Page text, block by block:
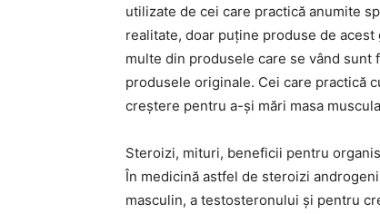
utilizate de cei care practică anumite
realitate, doar puține produse de
multe din produsele care se vând
produsele originale. Cei care practică
creștere pentru a-și mări masa
Steroizi, mituri, beneficii pentru
În medicină astfel de steroizi
masculin, a testosteronului și pentru